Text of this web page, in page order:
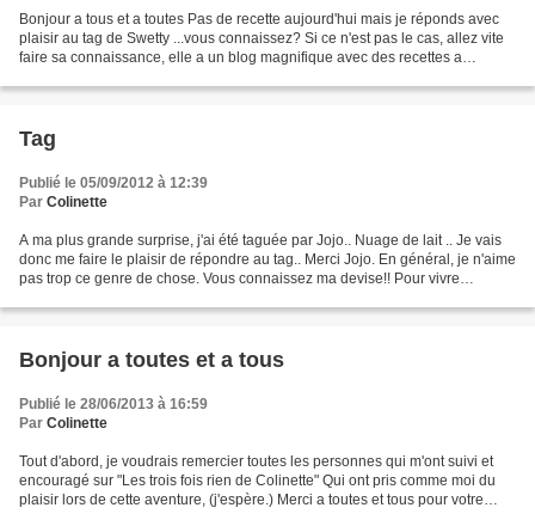
Bonjour a tous et a toutes Pas de recette aujourd'hui mais je réponds avec
plaisir au tag de Swetty ...vous connaissez? Si ce n'est pas le cas, allez vite
faire sa connaissance, elle a un blog magnifique avec des recettes a
Tag
Publié le 05/09/2012 à 12:39
Par Colinette
A ma plus grande surprise, j'ai été taguée par Jojo.. Nuage de lait .. Je vais
donc me faire le plaisir de répondre au tag.. Merci Jojo. En général, je n'aime
pas trop ce genre de chose. Vous connaissez ma devise!! Pour vivre
Bonjour a toutes et a tous
Publié le 28/06/2013 à 16:59
Par Colinette
Tout d'abord, je voudrais remercier toutes les personnes qui m'ont suivi et
encouragé sur "Les trois fois rien de Colinette" Qui ont pris comme moi du
plaisir lors de cette aventure, (j'espère.) Merci a toutes et tous pour votre